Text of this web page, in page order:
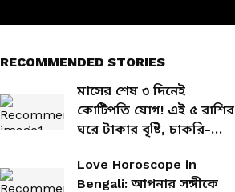
RECOMMENDED STORIES
মাসের শেষ ৩ দিনেই
কোটিপতি যোগ! এই ৫ রাশির
ঘরে টাকার বৃষ্টি, চাকরি-
Love Horoscope in
Bengali: আপনার সঙ্গীকে